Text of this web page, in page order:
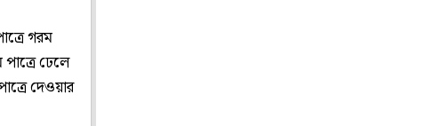
গরম
ঢেলে
দেওয়ার